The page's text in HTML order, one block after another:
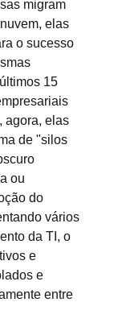
migram
elas
o sucesso
15
agora, elas
de "silos
ou
do
vários
da TI, o
e
e
entre